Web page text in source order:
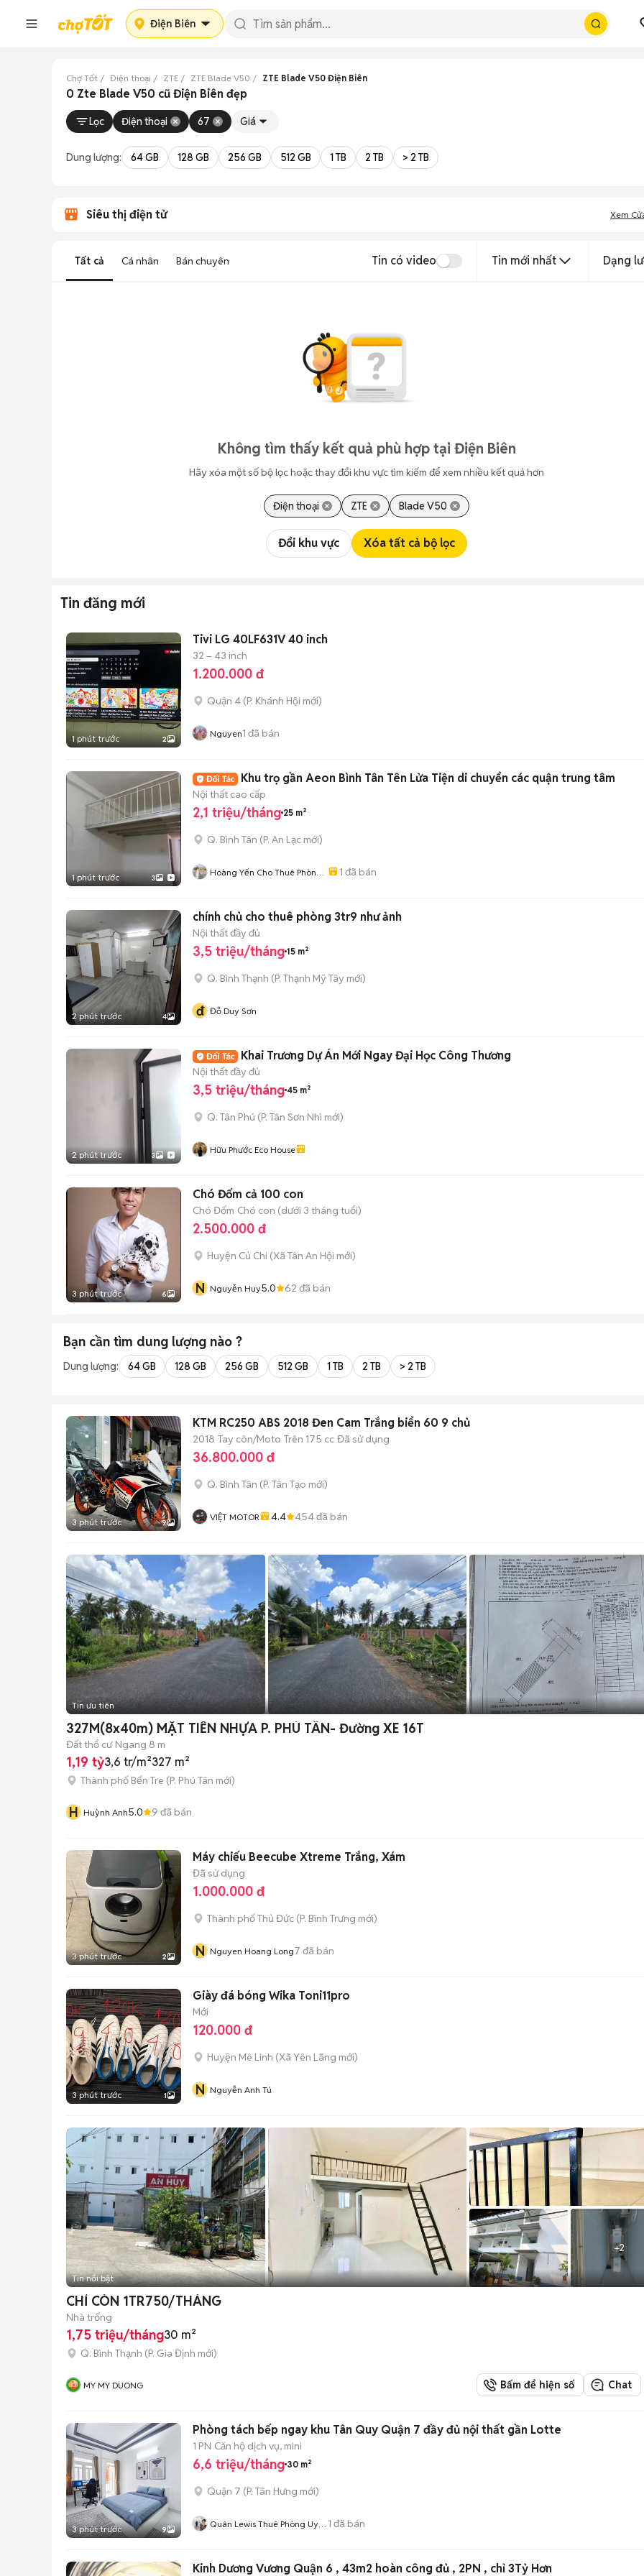
Điện Biên
Chợ Tốt Điện thoại ZTE ZTE Blade V50 ZTE Blade V50 Điện Biên
0 Zte Blade V50 cũ Điện Biên đẹp
Lọc Điện thoại 67 Giá
Dung lượng: 64 GB 128 GB 256 GB 512 GB 1 TB 2 TB > 2 TB
Siêu thị điện tử Xem
Tất cả Cá nhân Bán chuyên Tin có video Tin mới nhất Dạng
Không tìm thấy kết quả phù hợp tại Điện Biên
Hãy xóa một số bộ lọc hoặc thay đổi khu vực tìm kiếm để xem nhiều kết quả hơn
Điện thoại ZTE Blade V50
Đổi khu vực Xóa tất cả bộ lọc
Tin đăng mới
1 phút trước 2
Tivi LG 40LF631V 40 inch
32 – 43 inch
1.200.000 đ
Quận 4 (P. Khánh Hội mới)
Nguyen1 đã bán
1 phút trước 3
Khu trọ gần Aeon Bình Tân Tên Lửa Tiện di chuyển các quận trung tâm
Nội thất cao cấp
2,1 triệu/tháng 25 m²
Q. Bình Tân (P. An Lạc mới)
Hoàng Yến Cho Thuê Phòng -
1 đã bán
2 phút trước 4
chính chủ cho thuê phòng 3tr9 như ảnh
Nội thất đầy đủ
3,5 triệu/tháng 15 m²
Q. Bình Thạnh (P. Thạnh Mỹ Tây mới)
đ Đỗ Duy Sơn
2 phút trước 3
Khai Trương Dự Án Mới Ngay Đại Học Công Thương
Nội thất đầy đủ
3,5 triệu/tháng 45 m²
Q. Tân Phú (P. Tân Sơn Nhì mới)
Hữu Phước Eco House
3 phút trước 6
Chó Đốm cả 100 con
Chó Đốm Chó con (dưới 3 tháng tuổi)
2.500.000 đ
Huyện Củ Chi (Xã Tân An Hội mới)
N Nguyễn Huy5.0 62 đã bán
Bạn cần tìm dung lượng nào ?
Dung lượng: 64 GB 128 GB 256 GB 512 GB 1 TB 2 TB > 2 TB
3 phút trước 9
KTM RC250 ABS 2018 Đen Cam Trắng biển 60 9 chủ
2018 Tay côn/Moto Trên 175 cc Đã sử dụng
36.800.000 đ
Q. Bình Tân (P. Tân Tạo mới)
VIỆT MOTOR 4.4 454đã bán
Tin ưu tiên
327M(8x40m) MẶT TIỀN NHỰA P. PHÚ TÂN- Đường XE 16T
Đất thổ cư Ngang 8 m
1,19 tỷ3,6 tr/m²327 m²
Thành phố Bến Tre (P. Phú Tân mới)
H Huỳnh Anh5.0 9 đã bán
3 phút trước 2
Máy chiếu Beecube Xtreme Trắng, Xám
Đã sử dụng
1.000.000 đ
Thành phố Thủ Đức (P. Bình Trưng mới)
N Nguyen Hoang Long7 đã bán
3 phút trước 1
Giày đá bóng Wika Toni11pro
Mới
120.000 đ
Huyện Mê Linh (Xã Yên Lãng mới)
N Nguyễn Anh Tú
+2
Tin nổi bật
CHỈ CÒN 1TR750/THÁNG
Nhà trống
1,75 triệu/tháng30 m²
Q. Bình Thạnh (P. Gia Định mới)
MY MY DUONG Bấm để hiện số Chat
3 phút trước 9
Phòng tách bếp ngay khu Tân Quy Quận 7 đầy đủ nội thất gần Lotte
1 PN Căn hộ dịch vụ, mini
6,6 triệu/tháng 30 m²
Quận 7 (P. Tân Hưng mới)
Quân Lewis Thuê Phòng Uy
1 đã bán
Kinh Dương Vương Quận 6 , 43m2 hoàn công đủ , 2PN , chỉ 3Tỷ Hơn